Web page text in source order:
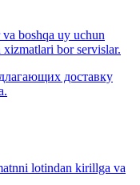
boshqa uy uchun
bor servislar.
доставку
lotindan kirillga va